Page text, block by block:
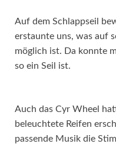
Auf dem Schlappseil
erstaunte uns, was auf
möglich ist. Da konnte
so ein Seil ist.
Auch das Cyr Wheel
beleuchtete Reifen
passende Musik die